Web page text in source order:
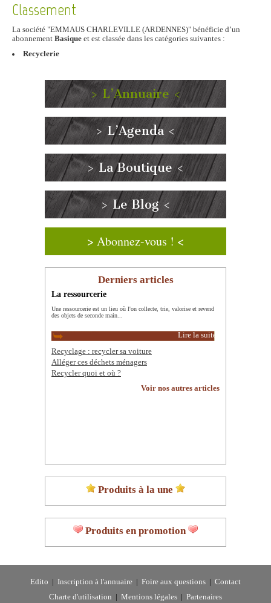
Classement
La société "EMMAUS CHARLEVILLE (ARDENNES)" bénéficie d’un
abonnement Basique et est classée dans les catégories suivantes :
Recyclerie
> L’Annuaire <
> L’Agenda <
> La Boutique <
> Le Blog <
> Abonnez-vous ! <
Derniers articles
La ressourcerie
Une ressourcerie est un lieu où l'on collecte, trie, valorise et revend
des objets de seconde main...
Lire la suite
Recyclage : recycler sa voiture
Alléger ces déchets ménagers
Recycler quoi et où ?
Voir nos autres articles
Produits à la une
Produits en promotion
Edito Inscription à l'annuaire Foire aux questions
Contact
Charte d'utilisation
Mentions légales Partenaires